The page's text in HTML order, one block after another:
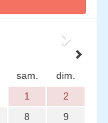
Next
sam.
dim.
1
2
8
9